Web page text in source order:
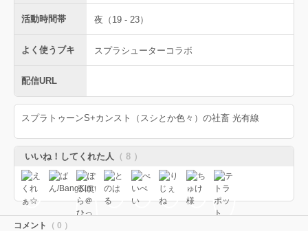
活動時間帯 夜（19 - 23）
よく使うブキ スプラシューターコラボ
配信URL
スプラトゥーンS+カンスト（スシとか色々）の社畜 光有線
いいね！してくれた人 （ 8 ）
コメント （ 0 ）